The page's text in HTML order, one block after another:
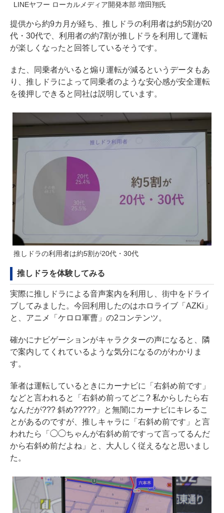
LINEヤフー ローカルメディア開発本部 増田翔氏
提供から約9カ月が経ち、推しドラの利用者は約5割が20
代・30代で、利用者の約7割が推しドラを利用して運転
が楽しくなったと回答しているそうです。
また、同乗者がいると煽り運転が減るというデータもあ
り、推しドラによって同乗者のような安心感が安全運転
を後押しできると同社は説明しています。
推しドラの利用者は約5割が20代・30代
推しドラを体験してみる
実際に推しドラによる音声案内を利用し、街中をドライ
ブしてみました。今回利用したのはホロライブ「AZKi」
と、アニメ「ケロロ軍曹」の2コンテンツ。
確かにナビゲーションがキャラクターの声になると、隣
で案内してくれているような気分になるのがわかりま
す。
筆者は運転しているときにカーナビに「右斜め前です」
などと言われると「右斜め前ってどこ? 私からしたら右
なんだが??? 斜め?????」と無闇にカーナビにキレるこ
とがあるのですが、推しキャラに「右斜め前です」と言
われたら「◯◯ちゃんが右斜め前ですって言ってるんだ
から右斜め前だよね」と、大人しく従えるなと思いまし
た。